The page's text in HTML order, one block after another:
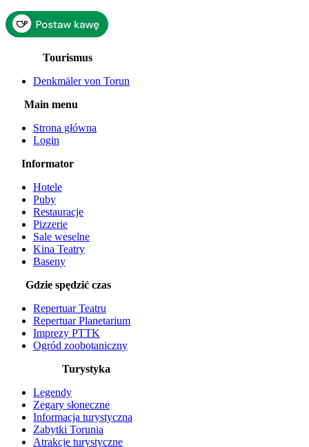
Tourismus
Denkmäler von Torun
Main menu
Strona główna
Login
Informator
Hotele
Puby
Restauracje
Pizzerie
Sale weselne
Kina Teatry
Baseny
Gdzie spędzić czas
Repertuar Teatru
Repertuar Planetarium
Imprezy PTTK
Ogród zoobotaniczny
Turystyka
Legendy
Zegary słoneczne
Informacja turystyczna
Zabytki Torunia
Atrakcje turystyczne